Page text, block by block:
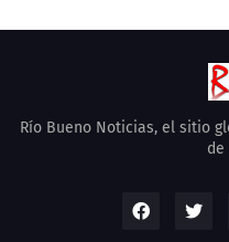
Río Bueno Noticias, el sitio
de